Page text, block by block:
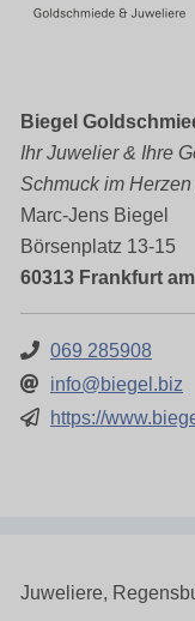
Biegel
Ihr Juwelier & Ihre
Schmuck im
Marc-Jens Biegel
Börsenplatz 13-15
60313 Frankfurt
069 285908
info@biegel.biz
https://
Juweliere,